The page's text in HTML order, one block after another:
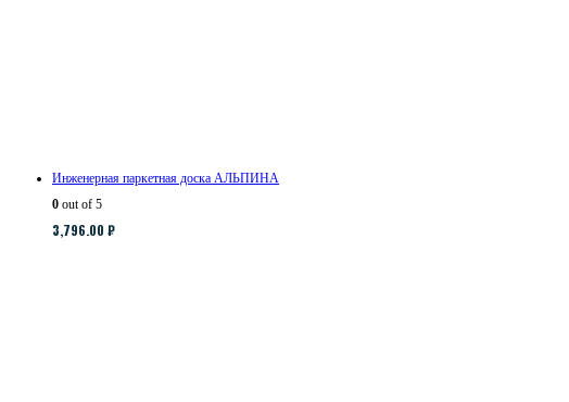
Инженерная паркетная доска АЛЬПИНА
0 out of 5
3,796.00 ₽